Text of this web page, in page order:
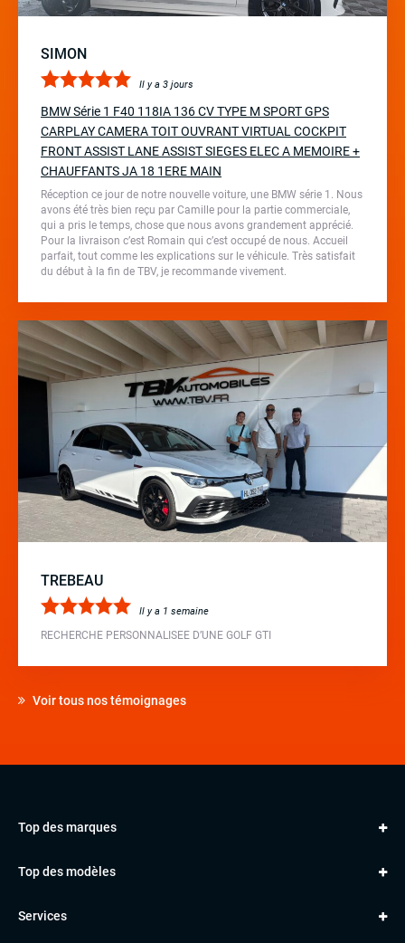
SIMON
Il y a 3 jours
BMW Série 1 F40 118IA 136 CV TYPE M SPORT GPS
CARPLAY CAMERA TOIT OUVRANT VIRTUAL COCKPIT
FRONT ASSIST LANE ASSIST SIEGES ELEC A MEMOIRE +
CHAUFFANTS JA 18 1ERE MAIN
Réception ce jour de notre nouvelle voiture, une BMW série 1. Nous
avons été très bien reçu par Camille pour la partie commerciale,
qui a pris le temps, chose que nous avons grandement apprécié.
Pour la livraison c’est Romain qui c’est occupé de nous. Accueil
parfait, tout comme les explications sur le véhicule. Très satisfait
du début à la fin de TBV, je recommande vivement.
TREBEAU
Il y a 1 semaine
RECHERCHE PERSONNALISEE D’UNE GOLF GTI
Voir tous nos témoignages
Top des marques
VOLKSWAGEN
BMW
Top des modèles
Classe A
Services